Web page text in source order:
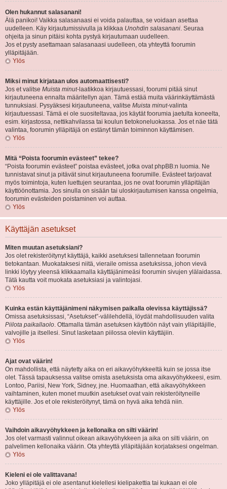
Olen hukannut salasanani!
Älä panikoi! Vaikka salasanaasi ei voida palauttaa, se voidaan asettaa
uudelleen. Käy kirjautumissivulla ja klikkaa Unohdin salasanani. Seuraa
ohjeita ja sinun pitäisi kohta pystyä kirjautumaan uudelleen.
Jos et pysty asettamaan salasanaasi uudelleen, ota yhteyttä foorumin
ylläpitäjään.
Ylös
Miksi minut kirjataan ulos automaattisesti?
Jos et valitse Muista minut-laatikkoa kirjautuessasi, foorumi pitää sinut
kirjautuneena ennalta määritellyn ajan. Tämä estää muita väärinkäyttämästä
tunnuksiasi. Pysyäksesi kirjautuneena, valitse Muista minut-valinta
kirjautuessasi. Tämä ei ole suositeltavaa, jos käytät foorumia jaetulta koneelta,
esim. kirjastossa, nettikahvilassa tai koulun tietokoneluokassa. Jos et näe tätä
valintaa, foorumin ylläpitäjä on estänyt tämän toiminnon käyttämisen.
Ylös
Mitä “Poista foorumin evästeet” tekee?
“Poista foorumin evästeet” poistaa evästeet, jotka ovat phpBB:n luomia. Ne
tunnistavat sinut ja pitävät sinut kirjautuneena foorumille. Evästeet tarjoavat
myös toimintoja, kuten luettujen seurantaa, jos ne ovat foorumin ylläpitäjän
käyttöönottamia. Jos sinulla on sisään tai uloskirjautumisen kanssa ongelmia,
foorumin evästeiden poistaminen voi auttaa.
Ylös
Käyttäjän asetukset
Miten muutan asetuksiani?
Jos olet rekisteröitynyt käyttäjä, kaikki asetuksesi tallennetaan foorumin
tietokantaan. Muokataksesi niitä, vieraile omissa asetuksissa, johon vievä
linkki löytyy yleensä klikkaamalla käyttäjänimeäsi foorumin sivujen ylälaidassa.
Tätä kautta voit muokata asetuksiasi ja valintojasi.
Ylös
Kuinka estän käyttäjänimeni näkymisen paikalla olevissa käyttäjissä?
Omissa asetuksissasi, “Asetukset”-välilehdellä, löydät mahdollisuuden valita
Piilota paikallaolo. Ottamalla tämän asetuksen käyttöön näyt vain ylläpitäjille,
valvojille ja itsellesi. Sinut lasketaan piilossa oleviin käyttäjiin.
Ylös
Ajat ovat väärin!
On mahdollista, että näytetty aika on eri aikavyöhykkeeltä kuin se jossa itse
olet. Tässä tapauksessa valitse omista asetuksista oma aikavyöhykkeesi, esim.
Lontoo, Pariisi, New York, Sidney, jne. Huomaathan, että aikavyöhykkeen
vaihtaminen, kuten monet muutkin asetukset ovat vain rekisteröityneille
käyttäjille. Jos et ole rekisteröitynyt, tämä on hyvä aika tehdä niin.
Ylös
Vaihdoin aikavyöhykkeen ja kellonaika on silti väärin!
Jos olet varmasti valinnut oikean aikavyöhykkeen ja aika on silti väärin, on
palvelimen kellonaika väärin. Ota yhteyttä ylläpitäjään korjataksesi ongelman.
Ylös
Kieleni ei ole valittavana!
Joko ylläpitäjä ei ole asentanut kielellesi kielipakettia tai kukaan ei ole